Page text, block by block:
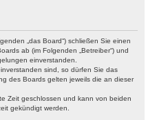
„das Board“) schließen Sie einen
ab (im Folgenden „Betreiber“) und
einverstanden.
sind, so dürfen Sie das
des Boards gelten jeweils die an dieser
Zeit geschlossen und kann von beiden
gekündigt werden.